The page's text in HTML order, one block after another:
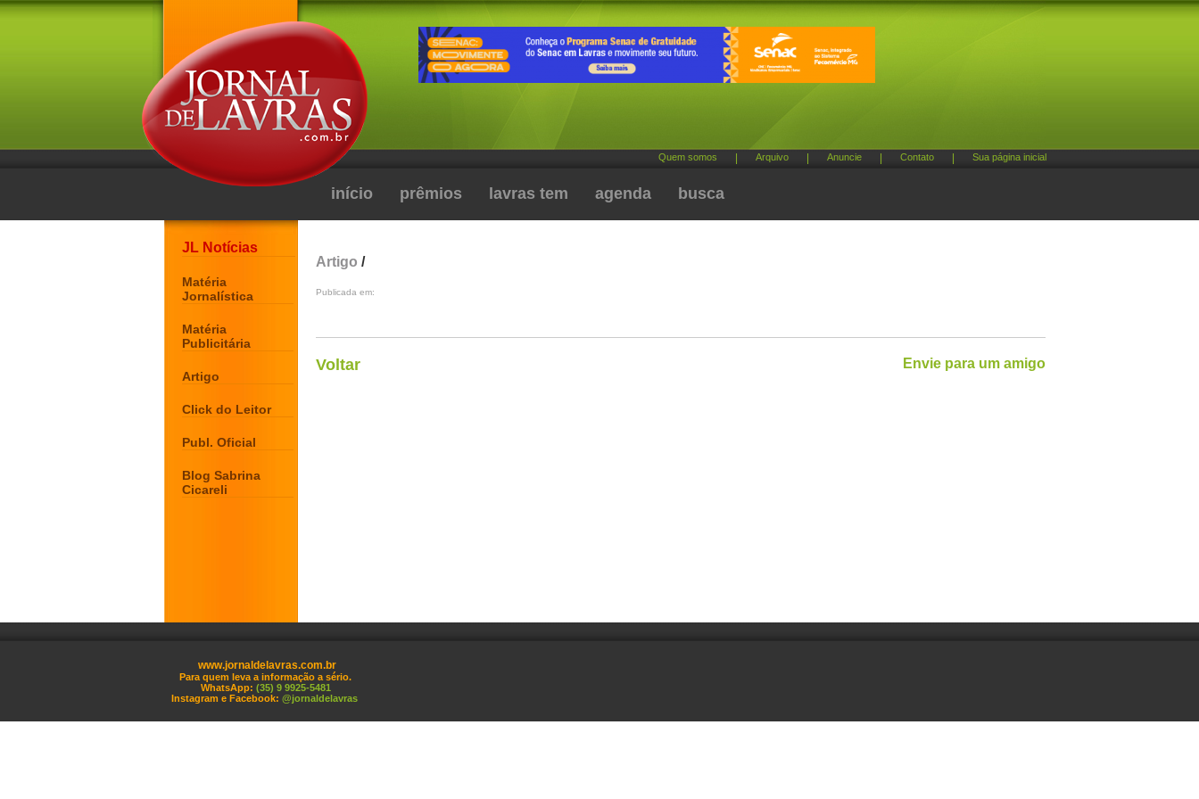
Quem somos Arquivo Anuncie Contato Sua página inicial
início prêmios lavras tem agenda busca
JL Notícias
Matéria
Jornalística
Matéria
Publicitária
Artigo
Click do Leitor
Publ. Oficial
Blog Sabrina
Cicareli
Artigo /
Publicada em:
Voltar Envie para um amigo
www.jornaldelavras.com.br
Para quem leva a informação a sério.
WhatsApp: (35) 9 9925-5481
Instagram e Facebook: @jornaldelavras